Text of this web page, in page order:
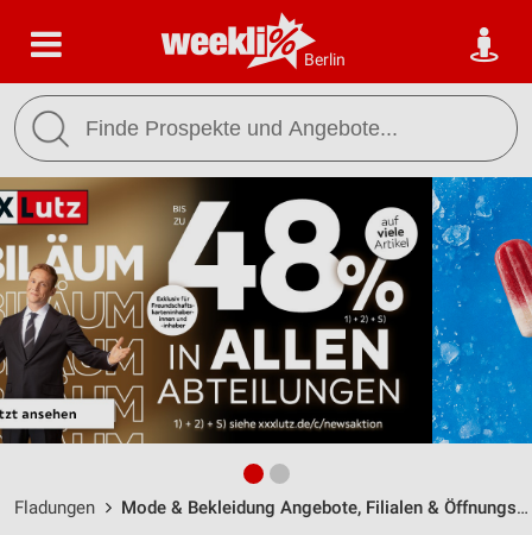
Berlin
Fladungen Mode & Bekleidung Angebote, Filialen & Öffnungszeiten